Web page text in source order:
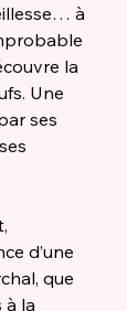
à
la
Une
ses
d’une
que
à la